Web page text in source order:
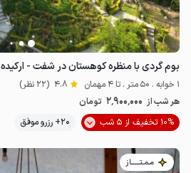
بوم گردی با منظره کوهستان در شفت - ارکیده
1 خوابه . 50 متر . تا 4 مهمان 4.8 (22 نظر)
هر شب از 2٬900٬000 تومان
10% تخفیف از 5 شب
20+ رزرو موفق
مـمـتــــــاز